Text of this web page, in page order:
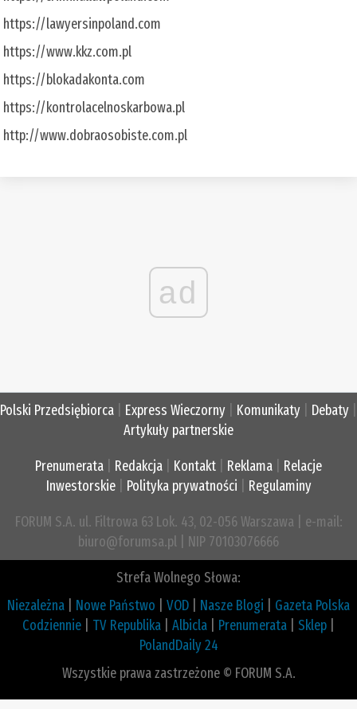
https://lawyersinpoland.com
https://www.kkz.com.pl
https://blokadakonta.com
https://kontrolacelnoskarbowa.pl
http://www.dobraosobiste.com.pl
ad
Polski Przedsiębiorca Express Wieczorny Komunikaty Debaty
Artykuły partnerskie
Prenumerata Redakcja Kontakt Reklama
Relacje
Inwestorskie| Polityka prywatności Regulaminy
FORUM S.A. ul. Filtrowa 63 Lok. 43, 02-056 Warszawa | e-mail:
biuro@forumsa.pl | NIP 70103076666
Strefa Wolnego Słowa:
Niezależna
Nowe Państwo VOD Nasze Blogi
Gazeta Polska
Codziennie
TV Republika Albicla Prenumerata Sklep
PolandDaily 24
Wszystkie prawa zastrzeżone © FORUM S.A.